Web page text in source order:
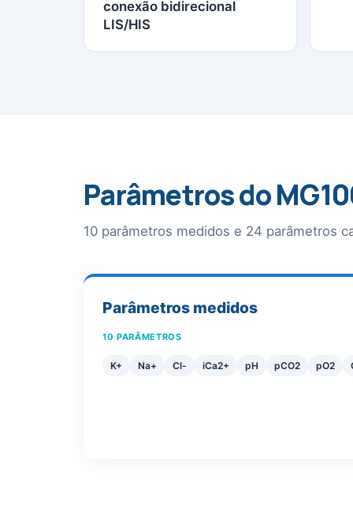
conexão bidirecional
LIS/HIS
Parâmetros do
10 parâmetros medidos e 24 parâmetros
Parâmetros medidos
10 PARÂMETROS
K+ Na+ Cl- iCa2+ pH pCO2 pO2